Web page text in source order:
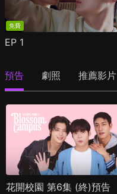
免費
EP 1
預告 劇照 推薦影片
花開校園 第6集 (終)預告